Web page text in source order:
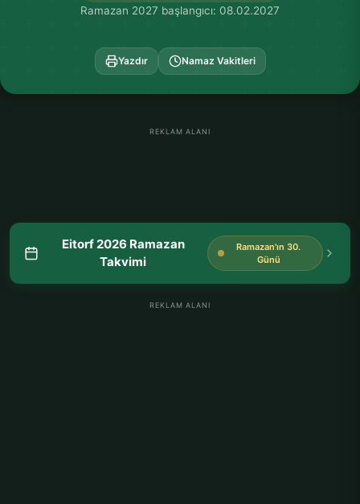
Ramazan 2027 başlangıcı: 08.02.2027
Yazdır Namaz Vakitleri
REKLAM ALANI
Eitorf 2026 Ramazan
Takvimi
Ramazan'ın 30.
Günü
REKLAM ALANI